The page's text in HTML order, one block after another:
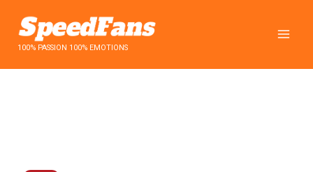
contenu100% PASSION 100% EMOTIONS